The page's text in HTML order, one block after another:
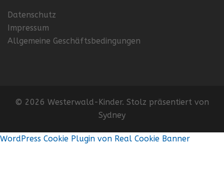
Datenschutz
Impressum
Allgemeine Geschäftsbedingungen
© 2026 Westerwald-Kinder. Stolz präsentiert von
Sydney
WordPress Cookie Plugin von Real Cookie Banner